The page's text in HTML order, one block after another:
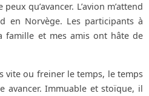
qu’avancer. L’avion m’attend
en Norvège. Les participants à
famille et mes amis ont hâte de
vite ou freiner le temps, le temps
avancer. Immuable et stoïque, il